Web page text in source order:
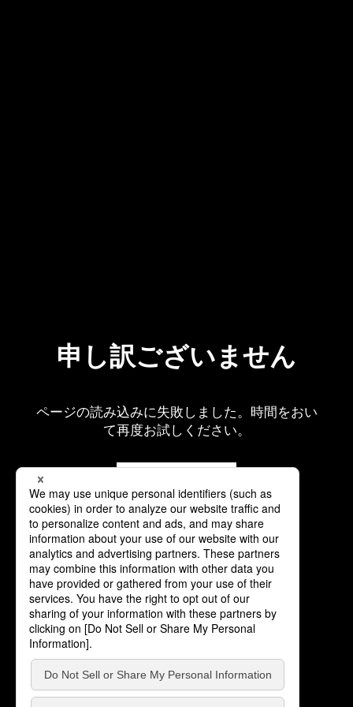
申し訳ございません
ページの読み込みに失敗しました。時間をおい
て再度お試しください。